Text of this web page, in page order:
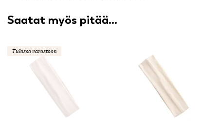
Saatat myös pitää...
Tulossa varastoon